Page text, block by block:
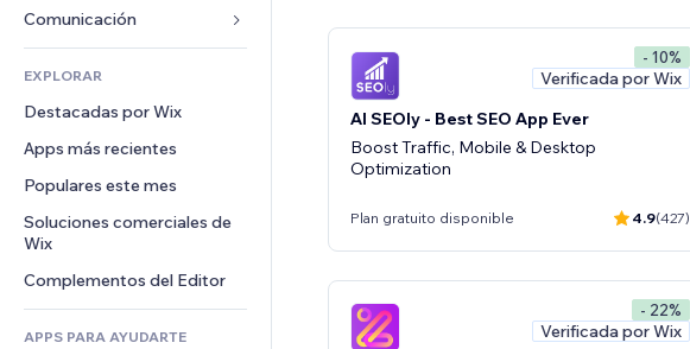
Contabilidad
Cupones y fidelización
Almacenamiento de mercancía
Crowdfunding
Alimentos y bebidas
Restaurantes
Inmobiliarias
Reservas
Música
Pódcast
Fotografía
Video
PDF
Compartir archivos
Noticias
Servicios de contenido
Efectos de texto
Mapas y navegación
Privacidad y seguridad
Reloj
Plantillas para páginas
Efectos de imágenes
Botones y menús
Banners e insignias
Calculadoras
Buscar
Formularios
Encuestas
Chat
Comentarios
Teléfono
Comunidad
Reseñas y testimonios
EXPLORAR
Destacadas por Wix
Apps más recientes
Populares este mes
Soluciones comerciales de
Wix
Complementos del Editor
APPS PARA AYUDARTE
- 10%
Verificada por Wix
AI SEOly - Best SEO App Ever
Boost Traffic, Mobile & Desktop
Optimization
Plan gratuito disponible 4.9(427)
- 22%
Verificada por Wix